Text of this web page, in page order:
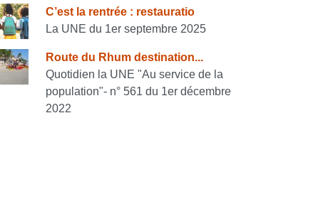
C’est la rentrée : restauratio
La UNE du 1er septembre 2025
Route du Rhum destination...
Quotidien la UNE "Au service de la
population"- n° 561 du 1er décembre
2022